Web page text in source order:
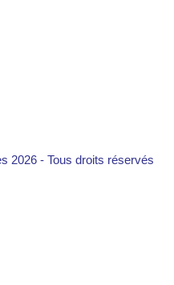
2026 - Tous droits réservés